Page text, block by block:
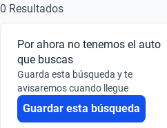
Busca por marca
Busca por modelo
Busca por versión
0 Resultados
Por ahora no tenemos el auto
que buscas
Guarda esta búsqueda y te
avisaremos cuando llegue
Guardar esta búsqueda